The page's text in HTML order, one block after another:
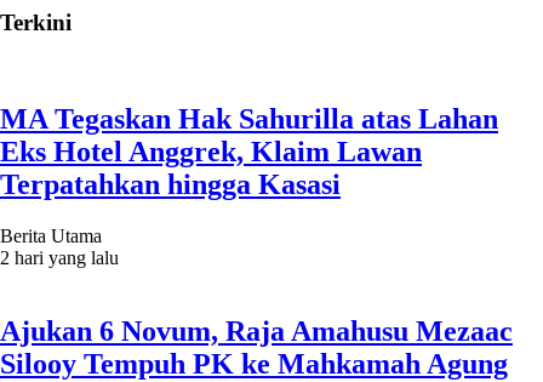
Terkini
MA Tegaskan Hak Sahurilla atas Lahan
Eks Hotel Anggrek, Klaim Lawan
Terpatahkan hingga Kasasi
Berita Utama
2 hari yang lalu
Ajukan 6 Novum, Raja Amahusu Mezaac
Silooy Tempuh PK ke Mahkamah Agung